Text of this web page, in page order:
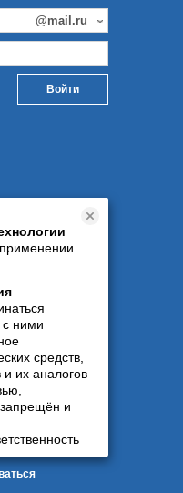
с ними
средств,
их аналогов
и